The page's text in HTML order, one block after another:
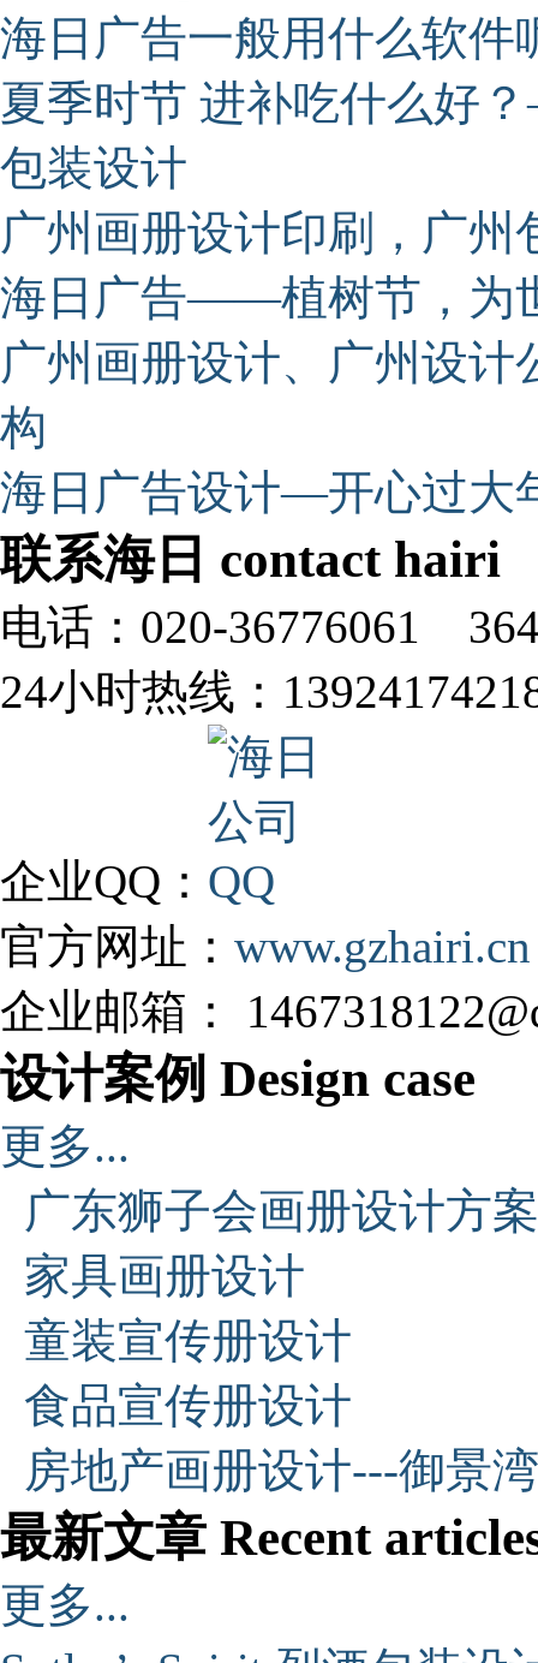
海日广告一般用什么软件
夏季时节 进补吃什么好
包装设计
广州画册设计印刷，广
海日广告——植树节，为
广州画册设计、广州设
构
海日广告设计—开心过大
联系海日 contact hairi
电话：020-36776061
24小时热线：
企业QQ：
官方网址： www.gzhairi.cn
企业邮箱：
设计案例 Design case
更多...
广东狮子会画册设计方案
家具画册设计
童装宣传册设计
食品宣传册设计
房地产画册设计---御景
最新文章 Recent
更多...